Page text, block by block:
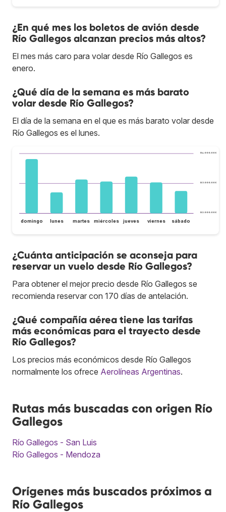
¿En qué mes los boletos de avión desde
Río Gallegos alcanzan precios más altos?
El mes más caro para volar desde Río Gallegos es
enero.
¿Qué día de la semana es más barato
volar desde Río Gallegos?
El día de la semana en el que es más barato volar desde
Río Gallegos es el lunes.
$ 2.000.000
$ 3.000.000
$ 4.000.000
domingo lunes martes miércoles jueves viernes sábado
¿Cuánta anticipación se aconseja para
reservar un vuelo desde Río Gallegos?
Para obtener el mejor precio desde Río Gallegos se
recomienda reservar con 170 días de antelación.
¿Qué compañía aérea tiene las tarifas
más económicas para el trayecto desde
Río Gallegos?
Los precios más económicos desde Río Gallegos
normalmente los ofrece Aerolíneas Argentinas.
Rutas más buscadas con origen Río
Gallegos
Río Gallegos - San Luis
Río Gallegos - Mendoza
Orígenes más buscados próximos a
Río Gallegos